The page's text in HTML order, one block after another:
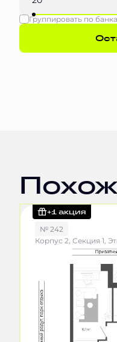
Группировать по
+1 акция
№ 242
Корпус 2, Секция 1,